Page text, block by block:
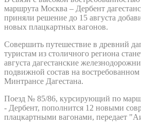
маршрута Москва – Дербент
приняли решение до 15 августа
новых плацкартных вагонов.
Совершить путешествие в древний
туристам из столичного региона
августа дагестанские
подвижной состав на
Минтрансе Дагестана.
Поезд № 85/86, курсирующий по
- Дербент, пополнится 12 новыми
плацкартными вагонами, передает